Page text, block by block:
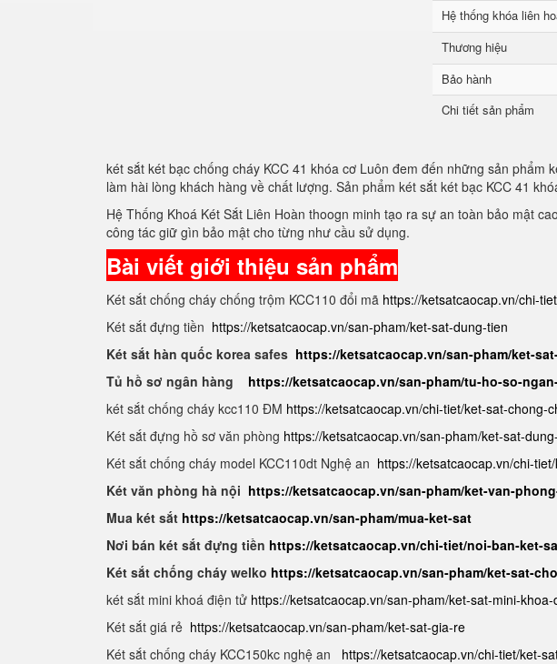
Hệ thống khóa liên
Thương hiệu
Bảo hành
Chi tiết sản phẩm
két sắt két bạc chống cháy KCC 41 khóa cơ Luôn đem đến những sản phẩm
làm hài lòng khách hàng về chất lượng. Sản phẩm két sắt két bạc KCC 41
Hệ Thống Khoá Két Sắt Liên Hoàn thoogn minh tạo ra sự an toàn bảo mật
công tác giữ gìn bảo mật cho từng như cầu sử dụng.
Bài viết giới thiệu sản phẩm
Két sắt chống cháy chống trộm KCC110 đổi mã https://ketsatcaocap.vn/chi-
Két sắt đựng tiền https://ketsatcaocap.vn/san-pham/ket-sat-dung-tien
Két sắt hàn quốc korea safes https://ketsatcaocap.vn/san-pham/ket-
Tủ hồ sơ ngân hàng https://ketsatcaocap.vn/san-pham/tu-ho-so-
két sắt chống cháy kcc110 ĐM https://ketsatcaocap.vn/chi-tiet/ket-sat-chong-
Két sắt đựng hồ sơ văn phòng https://ketsatcaocap.vn/san-pham/ket-sat-
Két sắt chống cháy model KCC110dt Nghệ an https://ketsatcaocap.vn/chi-
Két văn phòng hà nội https://ketsatcaocap.vn/san-pham/ket-van-
Mua két sắt https://ketsatcaocap.vn/san-pham/mua-ket-sat
Nơi bán két sắt đựng tiền https://ketsatcaocap.vn/chi-tiet/noi-ban-ket-
Két sắt chống cháy welko https://ketsatcaocap.vn/san-pham/ket-sat-
két sắt mini khoá điện tử https://ketsatcaocap.vn/san-pham/ket-sat-mini-khoa-
Két sắt giá rẻ https://ketsatcaocap.vn/san-pham/ket-sat-gia-re
Két sắt chống cháy KCC150kc nghệ an https://ketsatcaocap.vn/chi-tiet/ket-